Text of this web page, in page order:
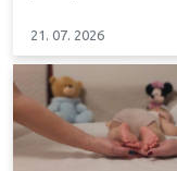
21. 07. 2026